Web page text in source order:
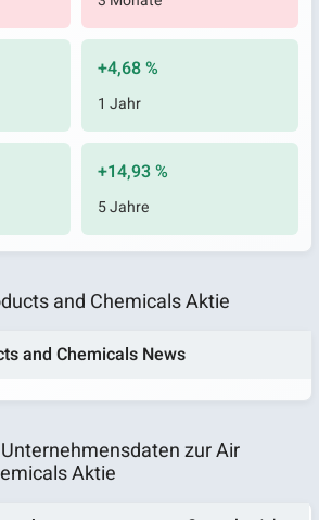
+4,68 %
1 Jahr
+14,93 %
5 Jahre
and Chemicals Aktie
and Chemicals News
zur Air
Aktie